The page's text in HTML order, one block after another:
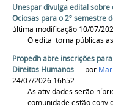
Unespar divulga edital sobre
Ociosas para o 2º semestre
última modificação 10/07/
O edital torna públicas
Propedh abre inscrições
Direitos Humanos— por
24/07/2026 16h52
As atividades serão
comunidade estão